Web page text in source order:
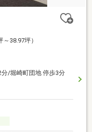
～38.97坪）
/堀崎町団地 停歩3分